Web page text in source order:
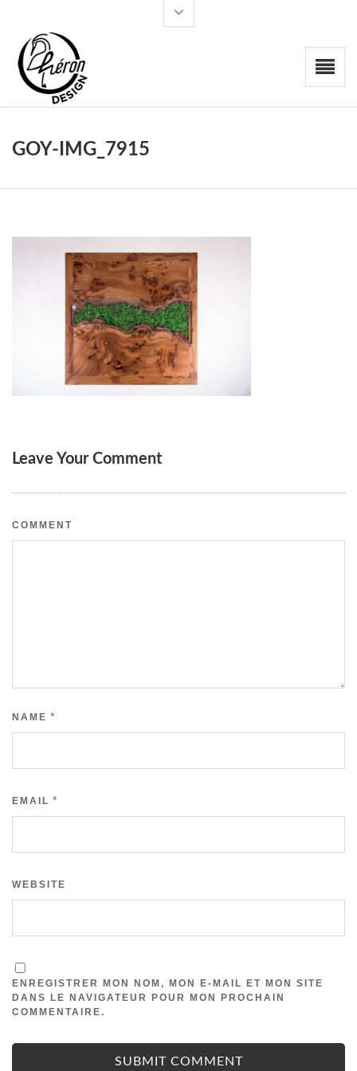
GOY-IMG_7915
Leave Your Comment
COMMENT
NAME *
EMAIL *
WEBSITE
ENREGISTRER MON NOM, MON E-MAIL ET MON SITE
DANS LE NAVIGATEUR POUR MON PROCHAIN
COMMENTAIRE.